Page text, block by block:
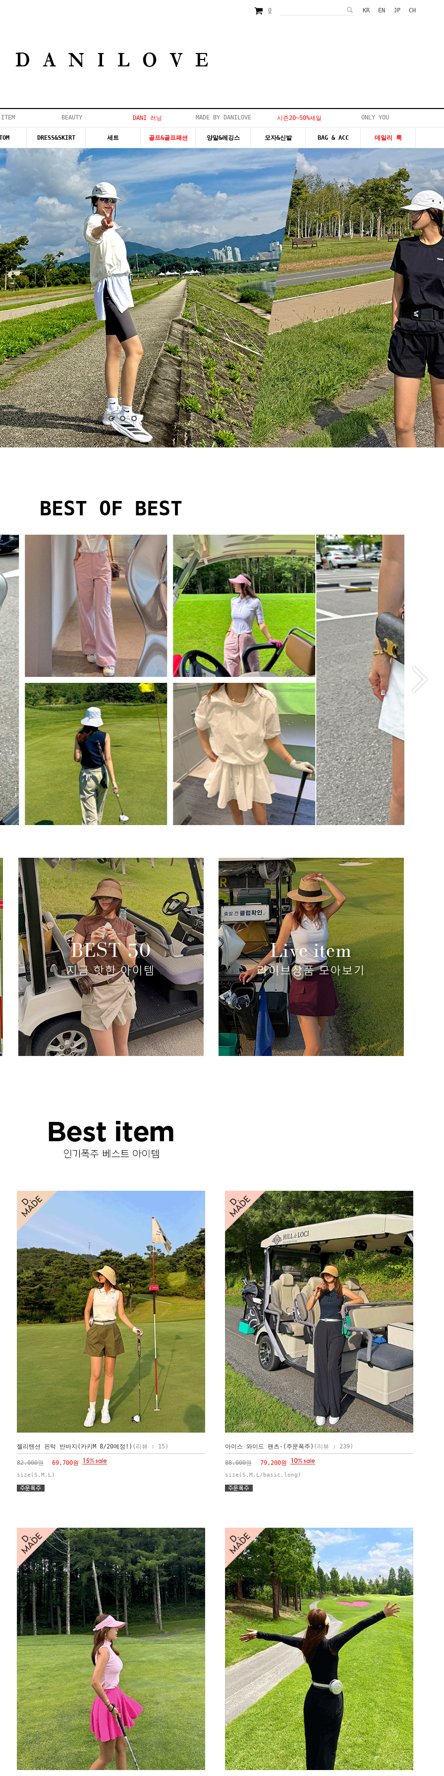
0 KR EN JP CH
BEAUTY DANI 러닝 MADE BY DANILOVE 시즌20~50%세일 ONLY YOU
DRESS&SKIRT 세트 골프&골프패션 양말&레깅스 모자&신발 BAG & ACC 데일리 룩
BEST OF BEST
텐션나그랑 반폴라티(리뷰 : 14)
46,800원 39,780원
size(S,M,L)
썸머 시그니처 스커트(리뷰 : 131)
77,000원
size(S,M,L)
바스락 플리츠 포켓 쇼츠(리뷰 : 6)
87,000원 60,900원
size(XS,S,M,L)
포켓 9부 와이드팬츠(리뷰 : 0)
98,000원 83,300원
size(S,M,L)
젤리텐션 핀턱 반바지(카키M 8/20예정!) (리뷰 : 15)
82,000원 69,700원
size(S,M,L)
아이스 와이드 팬츠-(주문폭주) (리뷰 : 239)
88,000원 79,200원
size(S,M,L/basic,long)